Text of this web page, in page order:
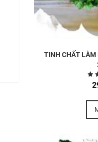
TINH CHẤT LÀM